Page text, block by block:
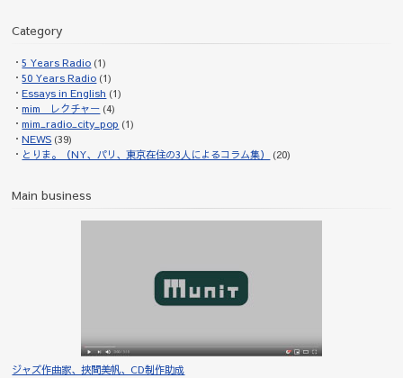
Category
5 Years Radio (1)
50 Years Radio (1)
Essays in English (1)
mim レクチャー (4)
mim_radio_city_pop (1)
NEWS (39)
とりま。（NY、パリ、東京在住の3人によるコラム集）
(20)
Main business
ジャズ作曲家、挾間美帆、CD制作助成